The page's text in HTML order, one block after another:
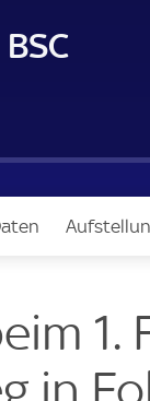
1.
in